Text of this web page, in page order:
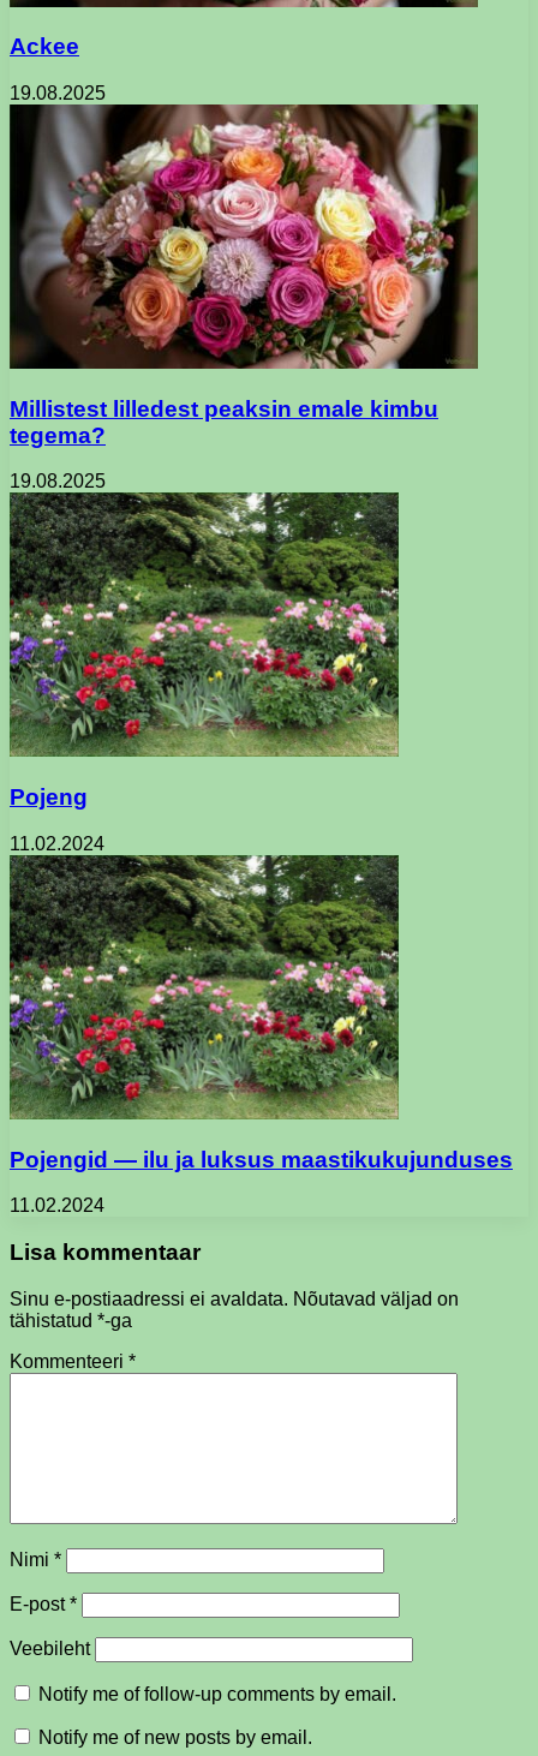
Ackee
19.08.2025
Millistest lilledest peaksin emale kimbu
tegema?
19.08.2025
Pojeng
11.02.2024
Pojengid — ilu ja luksus maastikukujunduses
11.02.2024
Lisa kommentaar
Sinu e-postiaadressi ei avaldata. Nõutavad väljad on
tähistatud *-ga
Kommenteeri *
Nimi *
E-post*
Veebileht
Notify me of follow-up comments by email.
Notify me of new posts by email.